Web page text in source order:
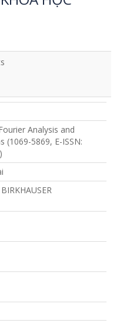
Analysis and
(1069-5869, E-ISSN: